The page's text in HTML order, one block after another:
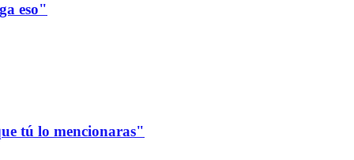
eso"
tú lo mencionaras"